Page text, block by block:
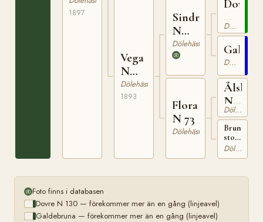
1897
Vega
N
985
Dölehäst
1893
Sindre
N
297
Dölehäst
Flora
N 73
Dölehäst
i
Jevnaker
Dovre
N
130
Dölehäst
Dölehäst
N
115Dölehäst
Brunt
sto
från
Lähren
Gran
Dölehäst
Foto finns i databasen
Dovre N 130 — förekommer mer än en gång (linjeavel)
Galdebruna — förekommer mer än en gång (linjeavel)